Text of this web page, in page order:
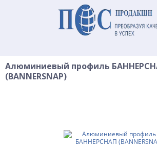
Алюминиевый профиль
(BANNERSNAP)